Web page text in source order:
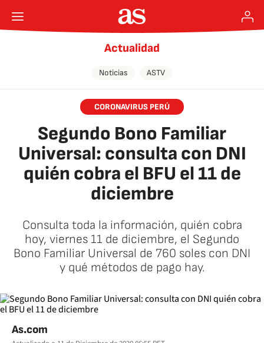
Actualidad
Noticias ASTV
CORONAVIRUS PERÚ
Segundo Bono Familiar
Universal: consulta con DNI
quién cobra el BFU el 11 de
diciembre
Consulta toda la información, quién cobra
hoy, viernes 11 de diciembre, el Segundo
Bono Familiar Universal de 760 soles con DNI
y qué métodos de pago hay.
As.com